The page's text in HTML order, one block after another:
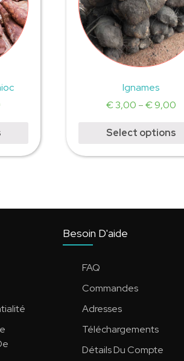
Ignames
€3,00 –€9,00
Select options
Besoin D'aide
FAQ
Commandes
Adresses
Téléchargements
Détails Du Compte